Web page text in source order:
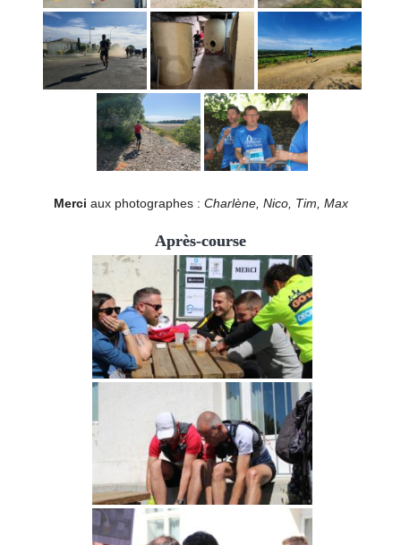
Merci aux photographes : Charlène, Nico, Tim, Max
Après-course